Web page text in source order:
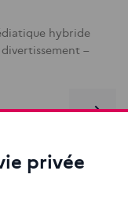
hybride
–
privée